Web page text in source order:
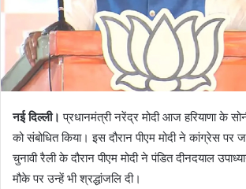
नई दिल्ली। प्रधानमंत्री नरेंद्र मोदी आज हरियाणा के
को संबोधित किया। इस दौरान पीएम मोदी ने कांग्रेस पर
चुनावी रैली के दौरान पीएम मोदी ने पंडित दीनदयाल
मौके पर उन्हें भी श्रद्धांजलि दी।